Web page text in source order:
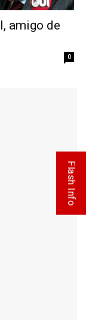
amigo de
0
Flash Info